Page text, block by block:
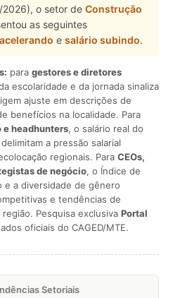
o setor de Construção
as seguintes
e salário subindo.
para gestores e diretores
escolaridade e da jornada sinaliza
ajuste em descrições de
benefícios na localidade. Para
e headhunters, o salário real do
a pressão salarial
regionais. Para CEOs,
de negócio, o Índice de
a diversidade de gênero
e tendências de
Pesquisa exclusiva Portal
oficiais do CAGED/MTE.
Setoriais